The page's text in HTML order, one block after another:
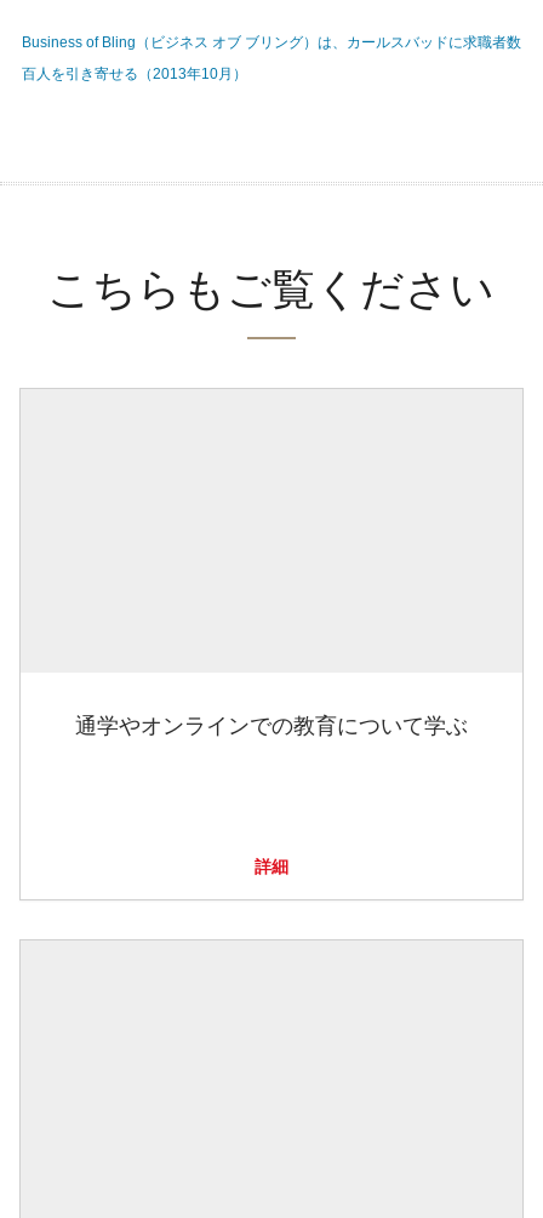
Business of Bling（ビジネス オブ ブリング）は、カールスバッドに求職者数
百人を引き寄せる（2013年10月）
こちらもご覧ください
通学やオンラインでの教育について学ぶ
詳細